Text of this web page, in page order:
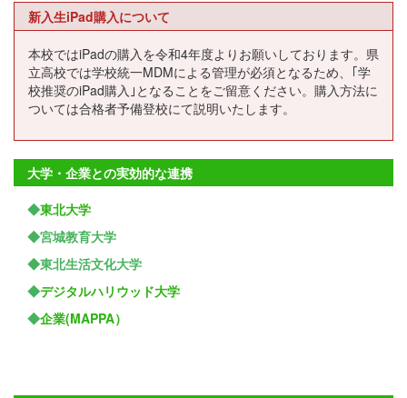
新入生iPad購入について
本校ではiPadの購入を令和4年度よりお願いしております。県
立高校では学校統一MDMによる管理が必須となるため、｢学
校推奨のiPad購入｣となることをご留意ください。購入方法に
ついては合格者予備登校にて説明いたします。
大学・企業との実効的な連携
◆東北大学
◆宮城教育大学
◆東北生活文化大学
◆デジタルハリウッド大学
◆企業(MAPPA）